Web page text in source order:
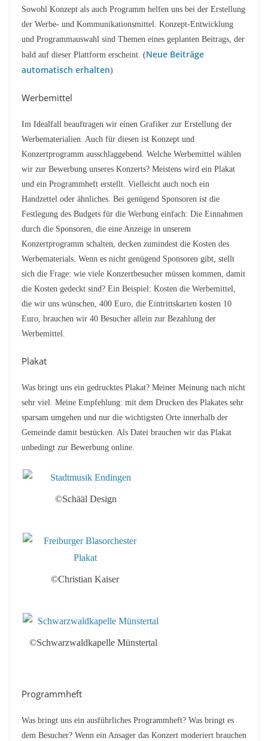
Sowohl Konzept als auch Programm helfen uns bei der Erstellung
der Werbe- und Kommunikationsmittel. Konzept-Entwicklung
und Programmauswahl sind Themen eines geplanten Beitrags, der
bald auf dieser Plattform erscheint. (Neue Beiträge
automatisch erhalten)
Werbemittel
Im Idealfall beauftragen wir einen Grafiker zur Erstellung der
Werbematerialien. Auch für diesen ist Konzept und
Konzertprogramm ausschlaggebend. Welche Werbemittel wählen
wir zur Bewerbung unseres Konzerts? Meistens wird ein Plakat
und ein Programmheft erstellt. Vielleicht auch noch ein
Handzettel oder ähnliches. Bei genügend Sponsoren ist die
Festlegung des Budgets für die Werbung einfach: Die Einnahmen
durch die Sponsoren, die eine Anzeige in unserem
Konzertprogramm schalten, decken zumindest die Kosten des
Werbematerials. Wenn es nicht genügend Sponsoren gibt, stellt
sich die Frage: wie viele Konzertbesucher müssen kommen, damit
die Kosten gedeckt sind? Ein Beispiel: Kosten die Werbemittel,
die wir uns wünschen, 400 Euro, die Eintrittskarten kosten 10
Euro, brauchen wir 40 Besucher allein zur Bezahlung der
Werbemittel.
Plakat
Was bringt uns ein gedrucktes Plakat? Meiner Meinung nach nicht
sehr viel. Meine Empfehlung: mit dem Drucken des Plakates sehr
sparsam umgehen und nur die wichtigsten Orte innerhalb der
Gemeinde damit bestücken. Als Datei brauchen wir das Plakat
unbedingt zur Bewerbung online.
©Schääl Design
©Christian Kaiser
©Schwarzwaldkapelle Münstertal
Programmheft
Was bringt uns ein ausführliches Programmheft? Was bringt es
dem Besucher? Wenn ein Ansager das Konzert moderiert brauchen